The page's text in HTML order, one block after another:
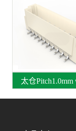
太仓Pitch1.0mm